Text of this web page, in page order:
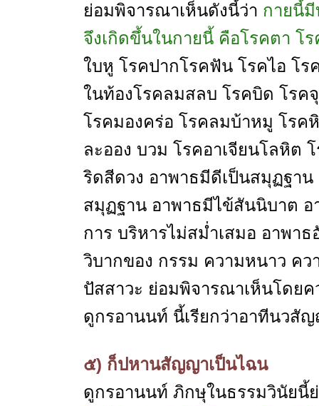
ย่อมพิจารณาเห็นดังนี้ว่า กายนี้
จึงเกิดขึ้นในกายนี้ คือโรคตา โ
ใบหู โรคปากโรคฟัน โรคไอ โ
ในท้องโรคลมสลบ โรคบิด โรค
โรคมองคร่อ โรคลมบ้าหมู โรค
ละออง บวม โรคอาเจียนโลหิต
ริดสีดวง อาพาธมีดีเป็นสมุฏฐา
สมุฏฐาน อาพาธมีไข้สันนิบาต
การ บริหารไม่สม่ำเสมอ อาพา
วิบากของ กรรม ความหนาว ค
ปัสสาวะ ย่อมพิจารณาเห็นโดย
ดูกรอานนท์ นี้เรียกว่าอาทีนวสั
๕) ก็ปหานสัญญาเป็นไฉน
ดูกรอานนท์ ภิกษุในธรรมวินัยนี้